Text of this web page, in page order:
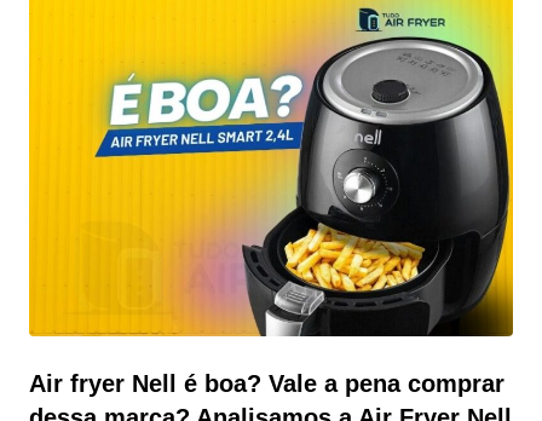
Cozinha Compacta e Apertada? Descobri 3 air fryers
pequenas que cabem em qualquer bancada para facilitar
sua vida! Se você também passa por alguns perrengues
na cozinha, assim como milhões de pessoas que tem
uma cozinha pequena, seja casa ou apartamento. Viemos
trazer boas notícias, ou melhor, boas opções de air
fryers pequenas e compactas
Air fryer Nell é boa? Vale a pena comprar